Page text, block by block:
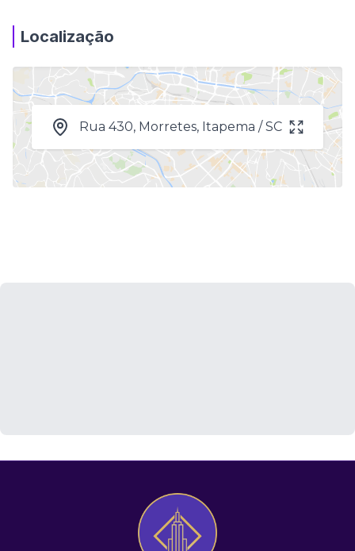
Localização
Rua 430, Morretes, Itapema / SC